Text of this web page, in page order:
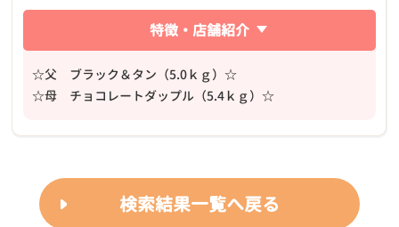
特徴・店舗紹介
☆父 ブラック＆タン（5.0ｋｇ）☆
☆母 チョコレートダップル（5.4ｋｇ）☆
検索結果一覧へ戻る